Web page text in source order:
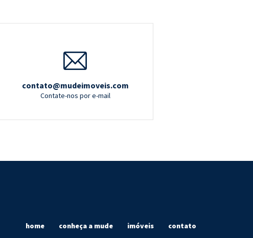
contato@mudeimoveis.com
Contate-nos por e-mail
home conheça a mude imóveis contato